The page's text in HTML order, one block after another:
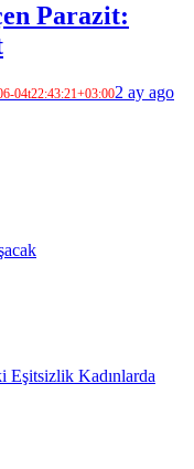
Parazit:
2 ay ago
Eşitsizlik Kadınlarda